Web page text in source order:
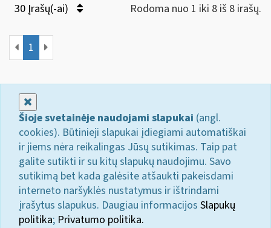
30 Įrašų(-ai) Rodoma nuo 1 iki 8 iš 8 irašų.
1
Šioje svetainėje naudojami slapukai (angl.
cookies). Būtinieji slapukai įdiegiami automatiškai
ir jiems nėra reikalingas Jūsų sutikimas. Taip pat
galite sutikti ir su kitų slapukų naudojimu. Savo
sutikimą bet kada galėsite atšaukti pakeisdami
interneto naršyklės nustatymus ir ištrindami
įrašytus slapukus. Daugiau informacijos Slapukų
politika; Privatumo politika.